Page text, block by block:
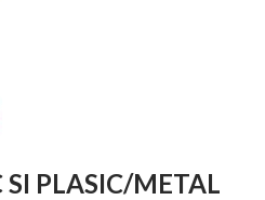
PLASIC/METAL